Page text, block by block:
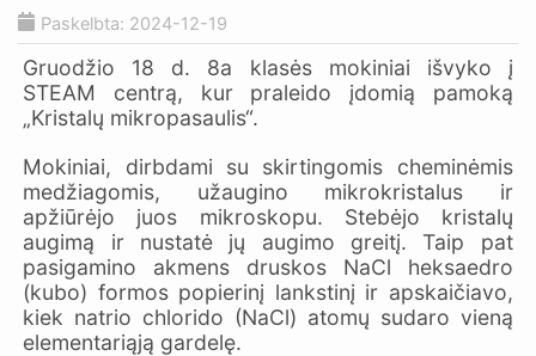
Paskelbta: 2024-12-19
Gruodžio 18 d. 8a klasės mokiniai išvyko į
STEAM centrą, kur praleido įdomią pamoką
„Kristalų mikropasaulis“.
Mokiniai, dirbdami su skirtingomis cheminėmis
medžiagomis, užaugino mikrokristalus ir
apžiūrėjo juos mikroskopu. Stebėjo kristalų
augimą ir nustatė jų augimo greitį. Taip pat
pasigamino akmens druskos NaCl heksaedro
(kubo) formos popierinį lankstinį ir apskaičiavo,
kiek natrio chlorido (NaCl) atomų sudaro vieną
elementariąją gardelę.